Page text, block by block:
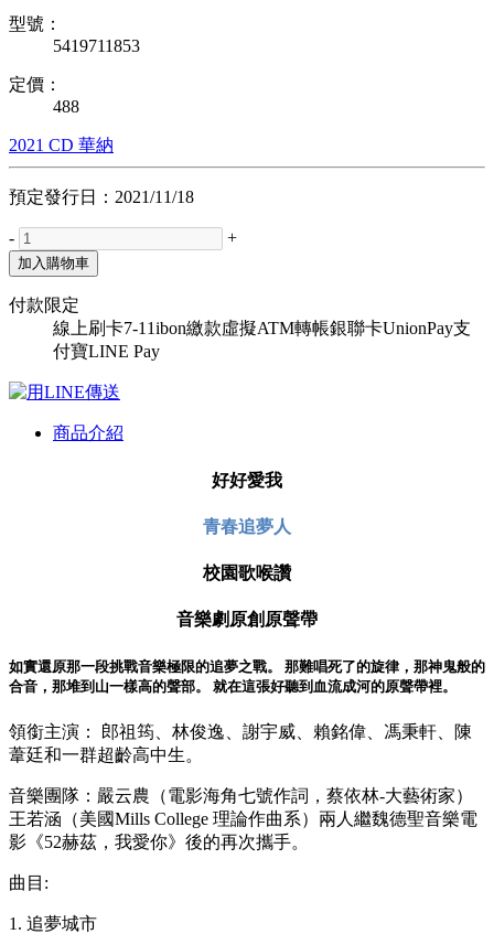
型號：
5419711853
定價：
488
2021 CD 華納
預定發行日：2021/11/18
- +
加入購物車
付款限定
線上刷卡7-11ibon繳款虛擬ATM轉帳銀聯卡UnionPay支
付寶LINE Pay
商品介紹
好好愛我
青春追夢人
校園歌喉讚
音樂劇原創原聲帶
如實還原那一段挑戰音樂極限的追夢之戰。 那難唱死了的旋律，那神鬼般的
合音，那堆到山一樣高的聲部。 就在這張好聽到血流成河的原聲帶裡。
領銜主演： 郎祖筠、林俊逸、謝宇威、賴銘偉、馮秉軒、陳
葦廷和一群超齡高中生。
音樂團隊：嚴云農（電影海角七號作詞，蔡依林-大藝術家）
王若涵（美國Mills College 理論作曲系）兩人繼魏德聖音樂電
影《52赫茲，我愛你》後的再次攜手。
曲目:
1. 追夢城市